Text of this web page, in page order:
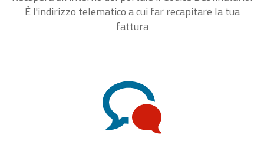
È l'indirizzo telematico a cui far recapitare la tua
fattura